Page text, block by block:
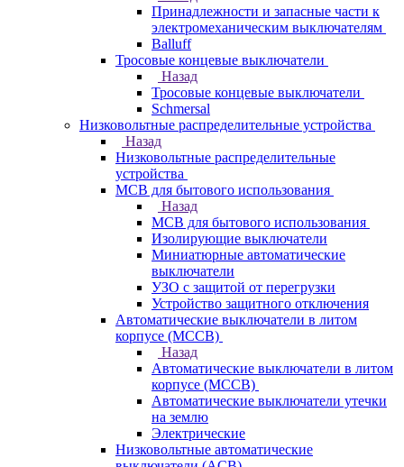
Принадлежности и запасные части к
электромеханическим выключателям
Balluff
Тросовые концевые выключатели
Назад
Тросовые концевые выключатели
Schmersal
Низковольтные распределительные устройства
Назад
Низковольтные распределительные
устройства
MCB для бытового использования
Назад
MCB для бытового использования
Изолирующие выключатели
Миниатюрные автоматические
выключатели
УЗО с защитой от перегрузки
Устройство защитного отключения
Автоматические выключатели в литом
корпусе (MCCB)
Назад
Автоматические выключатели в литом
корпусе (MCCB)
Автоматические выключатели утечки
на землю
Электрические
Низковольтные автоматические